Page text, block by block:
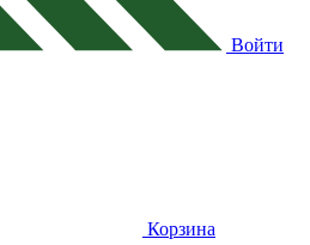
Войти
Корзина